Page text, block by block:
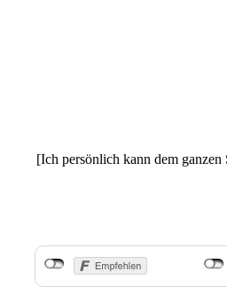
[Ich persönlich kann dem